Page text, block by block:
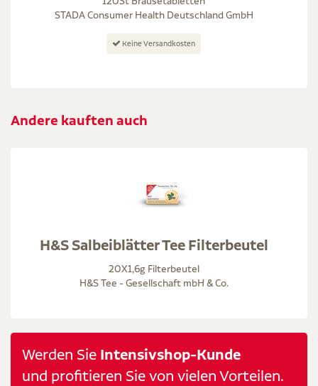
STADA Consumer Health Deutschland GmbH
Keine Versandkosten
Andere kauften auch
H&S Salbeiblätter Tee Filterbeutel
20X1,6g Filterbeutel
H&S Tee - Gesellschaft mbH & Co.
Werden Sie Intensivshop-Kunde
und profitieren Sie von vielen Vorteilen.